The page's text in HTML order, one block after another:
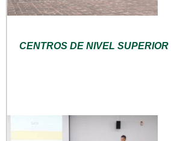
CENTROS DE NIVEL SUPERIOR